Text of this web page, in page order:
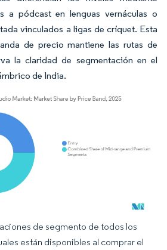
a pódcast en lenguas vernáculas o
vinculados a ligas de críquet. Esta
de precio mantiene las rutas de
la claridad de segmentación en el
de India.
El uso requiere atribución según CC BY 4.0.
de segmento de todos los
están disponibles al comprar el